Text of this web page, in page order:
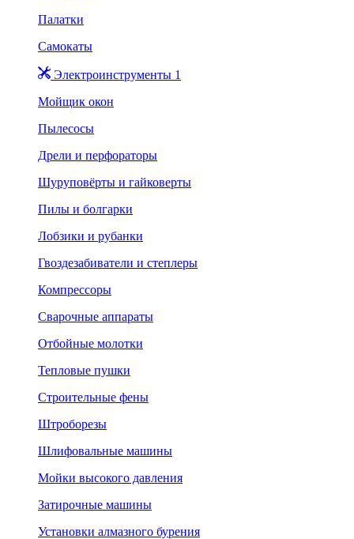
Палатки
Самокаты
Электроинструменты 1
Мойщик окон
Пылесосы
Дрели и перфораторы
Шуруповёрты и гайковерты
Пилы и болгарки
Лобзики и рубанки
Гвоздезабиватели и степлеры
Компрессоры
Сварочные аппараты
Отбойные молотки
Тепловые пушки
Строительные фены
Штроборезы
Шлифовальные машины
Мойки высокого давления
Затирочные машины
Установки алмазного бурения